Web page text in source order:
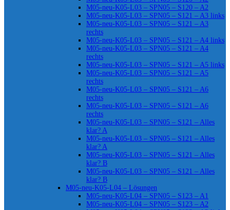
M05-neu-K05-L03 – SPN05 – S120 – A2
M05-neu-K05-L03 – SPN05 – S121 – A3 links
M05-neu-K05-L03 – SPN05 – S121 – A3
rechts
M05-neu-K05-L03 – SPN05 – S121 – A4 links
M05-neu-K05-L03 – SPN05 – S121 – A4
rechts
M05-neu-K05-L03 – SPN05 – S121 – A5 links
M05-neu-K05-L03 – SPN05 – S121 – A5
rechts
M05-neu-K05-L03 – SPN05 – S121 – A6
rechts
M05-neu-K05-L03 – SPN05 – S121 – A6
rechts
M05-neu-K05-L03 – SPN05 – S121 – Alles
klar? A
M05-neu-K05-L03 – SPN05 – S121 – Alles
klar? A
M05-neu-K05-L03 – SPN05 – S121 – Alles
klar? B
M05-neu-K05-L03 – SPN05 – S121 – Alles
klar? B
M05-neu-K05-L04 – Lösungen
M05-neu-K05-L04 – SPN05 – S123 – A1
M05-neu-K05-L04 – SPN05 – S123 – A2